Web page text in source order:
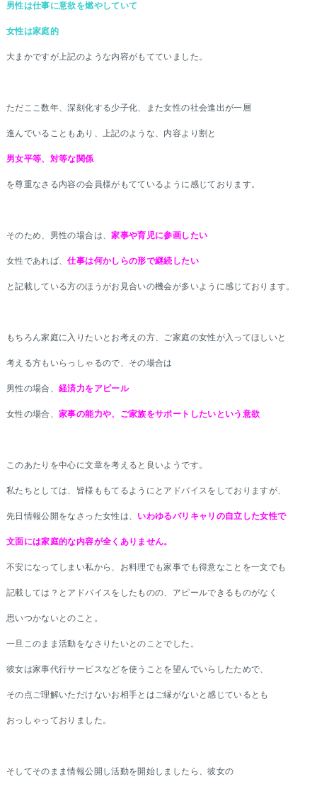
男性は仕事に意欲を燃やしていて
女性は家庭的
大まかですが上記のような内容がもてていました。
ただここ数年、深刻化する少子化、また女性の社会進出が一層
進んでいることもあり、上記のような、内容より割と
男女平等、対等な関係
を尊重なさる内容の会員様がもてているように感じております。
そのため、男性の場合は、家事や育児に参画したい
女性であれば、仕事は何かしらの形で継続したい
と記載している方のほうがお見合いの機会が多いように感じております。
もちろん家庭に入りたいとお考えの方、ご家庭の女性が入ってほしいと
考える方もいらっしゃるので、その場合は
男性の場合、経済力をアピール
女性の場合、家事の能力や、ご家族をサポートしたいという意欲
このあたりを中心に文章を考えると良いようです。
私たちとしては、皆様ももてるようにとアドバイスをしておりますが、
先日情報公開をなさった女性は、 いわゆるバリキャリの自立した女性で
文面には家庭的な内容が全くありません。
不安になってしまい私から、お料理でも家事でも得意なことを一文でも
記載しては？とアドバイスをしたものの、アピールできるものがなく
思いつかないとのこと。
一旦このまま活動をなさりたいとのことでした。
彼女は家事代行サービスなどを使うことを望んでいらしたためで、
その点ご理解いただけないお相手とはご縁がないと感じているとも
おっしゃっておりました。
そしてそのまま情報公開し活動を開始しましたら、彼女の